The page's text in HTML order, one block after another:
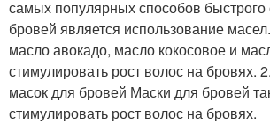
самых популярных способов быстрого
бровей является использование
масло авокадо, масло кокосовое и
стимулировать рост волос на бровях.
масок для бровей Маски для бровей
стимулировать рост волос на бровях.